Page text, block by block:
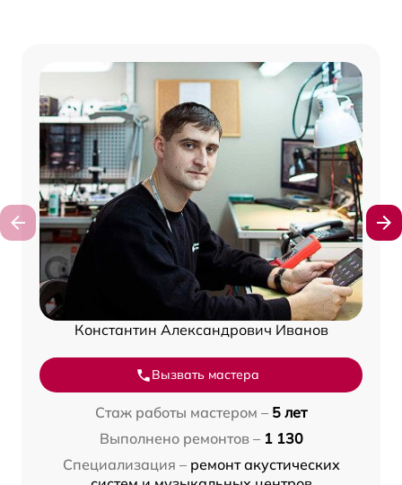
Константин Александрович Иванов
Вызвать мастера
Стаж работы мастером – 5 лет
Выполнено ремонтов – 1 130
Специализация – ремонт акустических